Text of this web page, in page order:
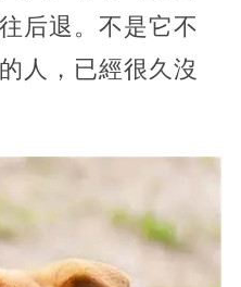
后退。不是它不
人，已經很久沒